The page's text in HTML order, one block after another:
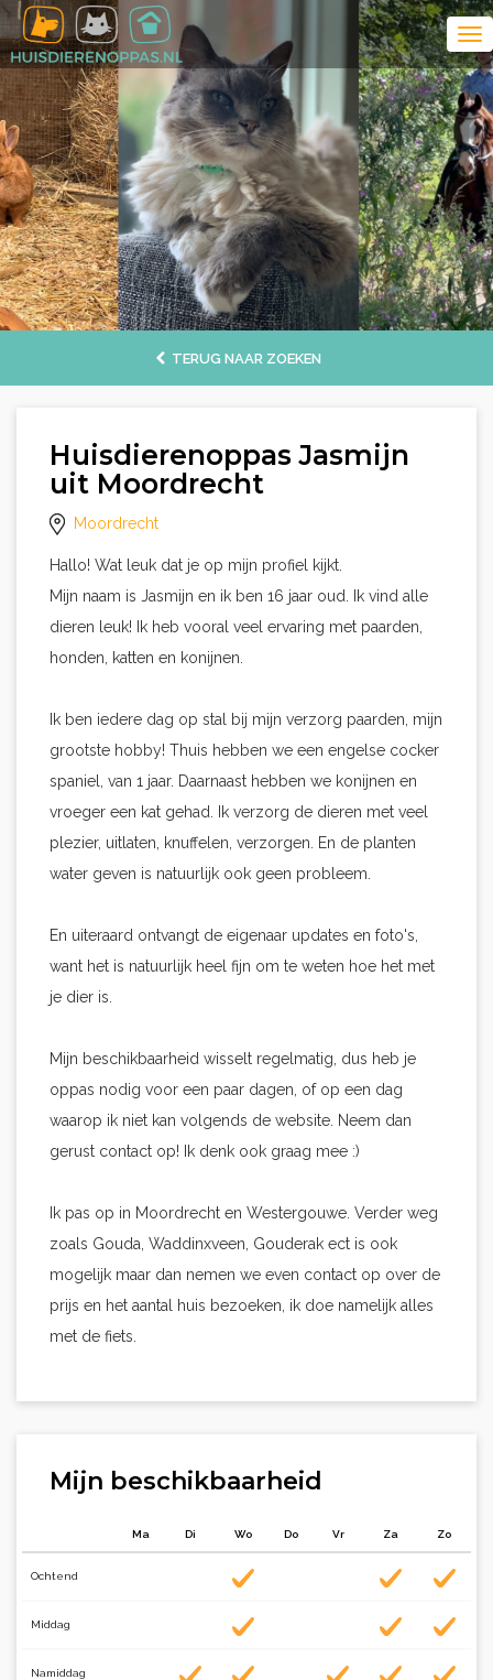
TERUG NAAR ZOEKEN
Huisdierenoppas Jasmijn
uit Moordrecht
Moordrecht
Hallo! Wat leuk dat je op mijn profiel kijkt.
Mijn naam is Jasmijn en ik ben 16 jaar oud. Ik vind alle
dieren leuk! Ik heb vooral veel ervaring met paarden,
honden, katten en konijnen.
Ik ben iedere dag op stal bij mijn verzorg paarden, mijn
grootste hobby! Thuis hebben we een engelse cocker
spaniel, van 1 jaar. Daarnaast hebben we konijnen en
vroeger een kat gehad. Ik verzorg de dieren met veel
plezier, uitlaten, knuffelen, verzorgen. En de planten
water geven is natuurlijk ook geen probleem.
En uiteraard ontvangt de eigenaar updates en foto's,
want het is natuurlijk heel fijn om te weten hoe het met
je dier is.
Mijn beschikbaarheid wisselt regelmatig, dus heb je
oppas nodig voor een paar dagen, of op een dag
waarop ik niet kan volgends de website. Neem dan
gerust contact op! Ik denk ook graag mee :)
Ik pas op in Moordrecht en Westergouwe. Verder weg
zoals Gouda, Waddinxveen, Gouderak ect is ook
mogelijk maar dan nemen we even contact op over de
prijs en het aantal huis bezoeken, ik doe namelijk alles
met de fiets.
Mijn beschikbaarheid
Ma Di Wo Do Vr Za Zo
Ochtend
Middag
Namiddag